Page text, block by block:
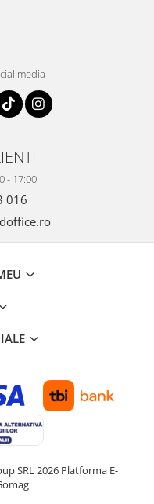
media
- 17:00
016
SRL 2026 Platforma E-